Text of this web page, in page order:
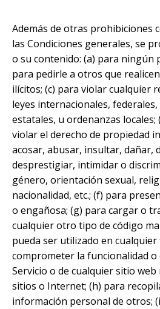
Además de otras prohibiciones
las Condiciones generales, se
o su contenido: (a) para ningún
para pedirle a otros que
ilícitos; (c) para violar cualquier
leyes internacionales,
estatales, u ordenanzas
violar el derecho de propiedad
acosar, abusar, insultar, dañar,
desprestigiar, intimidar o
género, orientación sexual,
nacionalidad, etc.; (f) para
o engañosa; (g) para cargar o
cualquier otro tipo de código
pueda ser utilizado en
comprometer la funcionalidad
Servicio o de cualquier sitio
sitios o Internet; (h) para
información personal de otros;